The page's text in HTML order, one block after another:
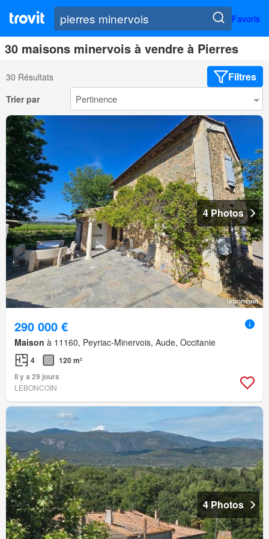
Favoris
30 maisons minervois à vendre à Pierres
30 Résultats Filtres
Trier par
4 Photos
290 000 €
Maison à 11160, Peyriac-Minervois, Aude, Occitanie
4
120 m²
Il y a 29 jours
LEBONCOIN
4 Photos